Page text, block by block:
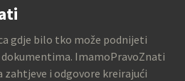
gdje bilo tko može podnijeti
ImamoPravoZnati
zahtjeve i odgovore kreirajući